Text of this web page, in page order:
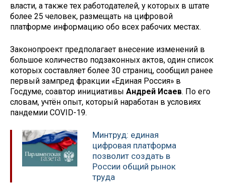
власти, а также тех работодателей, у которых в штате
более 25 человек, размещать на цифровой
платформе информацию обо всех рабочих местах.
Законопроект предполагает внесение изменений в
большое количество подзаконных актов, один список
которых составляет более 30 страниц, сообщил ранее
первый зампред фракции «Единая Россия» в
Госдуме, соавтор инициативы Андрей Исаев. По его
словам, учтён опыт, который наработан в условиях
пандемии COVID-19.
Минтруд: единая
цифровая платформа
позволит создать в
России общий рынок
труда